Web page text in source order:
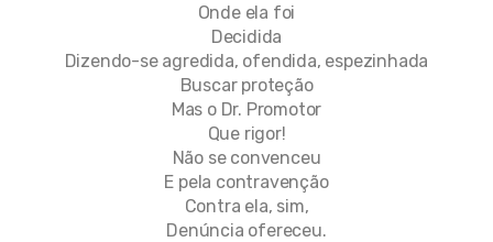
Onde ela foi
Decidida
Dizendo-se agredida, ofendida, espezinhada
Buscar proteção
Mas o Dr. Promotor
Que rigor!
Não se convenceu
E pela contravenção
Contra ela, sim,
Denúncia ofereceu.